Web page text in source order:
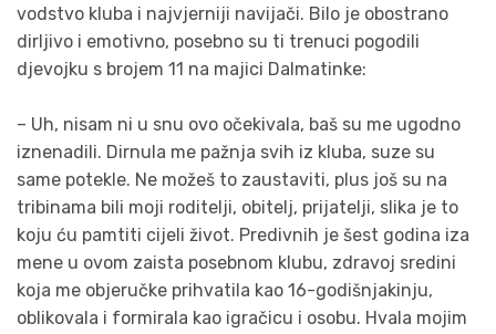
vodstvo kluba i najvjerniji navijači. Bilo je obostrano
dirljivo i emotivno, posebno su ti trenuci pogodili
djevojku s brojem 11 na majici Dalmatinke:
– Uh, nisam ni u snu ovo očekivala, baš su me ugodno
iznenadili. Dirnula me pažnja svih iz kluba, suze su
same potekle. Ne možeš to zaustaviti, plus još su na
tribinama bili moji roditelji, obitelj, prijatelji, slika je to
koju ću pamtiti cijeli život. Predivnih je šest godina iza
mene u ovom zaista posebnom klubu, zdravoj sredini
koja me objeručke prihvatila kao 16-godišnjakinju,
oblikovala i formirala kao igračicu i osobu. Hvala mojim